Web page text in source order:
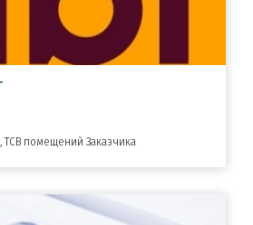
помещений Заказчика